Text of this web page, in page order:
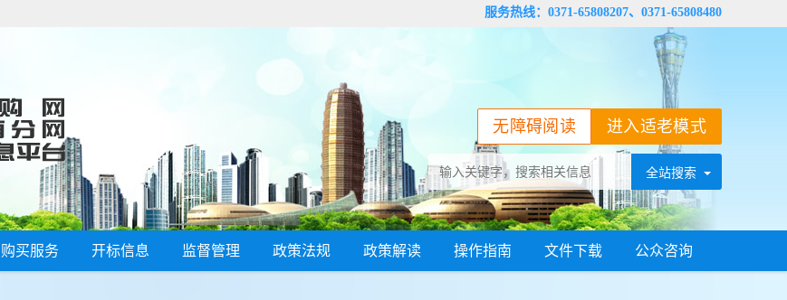
服务热线：0371-65808207、0371-65808480
进入适老模式
无障碍阅读
购买服务 开标信息 监督管理 政策法规 政策解读 操作指南 文件下载 公众咨询